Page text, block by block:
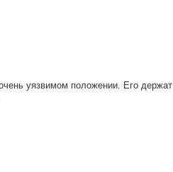
уязвимом положении. Его держат